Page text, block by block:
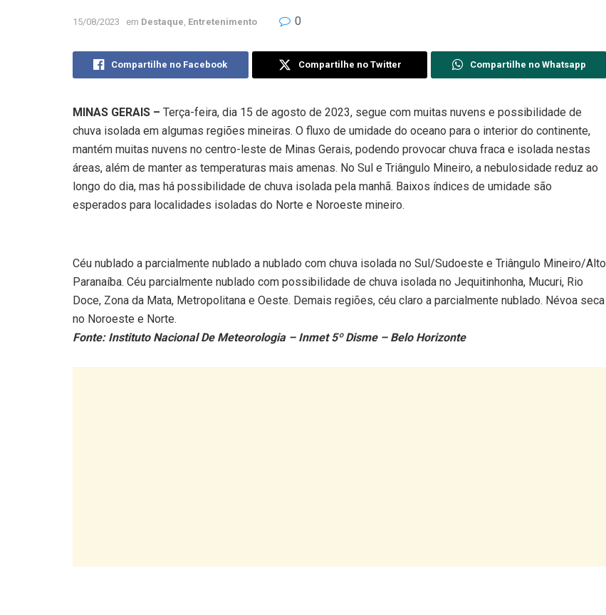
15/08/2023 em Destaque, Entretenimento 0
Compartilhe no Facebook Compartilhe no Twitter Compartilhe no Whatsapp
MINAS GERAIS – Terça-feira, dia 15 de agosto de 2023, segue com muitas nuvens e possibilidade de
chuva isolada em algumas regiões mineiras. O fluxo de umidade do oceano para o interior do continente,
mantém muitas nuvens no centro-leste de Minas Gerais, podendo provocar chuva fraca e isolada nestas
áreas, além de manter as temperaturas mais amenas. No Sul e Triângulo Mineiro, a nebulosidade reduz ao
longo do dia, mas há possibilidade de chuva isolada pela manhã. Baixos índices de umidade são
esperados para localidades isoladas do Norte e Noroeste mineiro.
Céu nublado a parcialmente nublado a nublado com chuva isolada no Sul/Sudoeste e Triângulo Mineiro/Alto
Paranaíba. Céu parcialmente nublado com possibilidade de chuva isolada no Jequitinhonha, Mucuri, Rio
Doce, Zona da Mata, Metropolitana e Oeste. Demais regiões, céu claro a parcialmente nublado. Névoa seca
no Noroeste e Norte.
Fonte: Instituto Nacional De Meteorologia – Inmet 5º Disme – Belo Horizonte